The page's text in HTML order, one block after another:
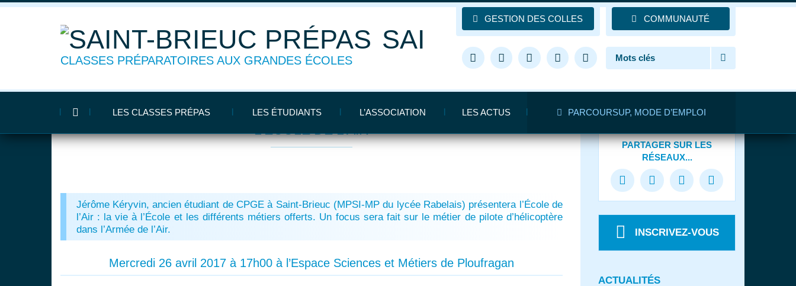
SAINT-BRIEUC PRÉPAS
CLASSES PRÉPARATOIRES AUX GRANDES ÉCOLES
GESTION DES COLLES COMMUNAUTÉ
LES CLASSES PRÉPAS LES ÉTUDIANTS L’ASSOCIATION LES ACTUS PARCOURSUP, MODE D’EMPLOI
PRÉSENTATION DE L’ÉCOLE DE L’AIR
L’ÉCOLE DE L’AIR
Jérôme Kéryvin, ancien étudiant de CPGE à Saint-Brieuc (MPSI-MP du lycée Rabelais) présentera l’École de
l’Air : la vie à l’École et les différents métiers offerts. Un focus sera fait sur le métier de pilote d’hélicoptère
dans l’Armée de l’Air.
Mercredi 26 avril 2017 à 17h00 à l’Espace Sciences et Métiers de Ploufragan
PARTAGERSUR LES
RÉSEAUX...
INSCRIVEZ-VOUS
ACTUALITÉS